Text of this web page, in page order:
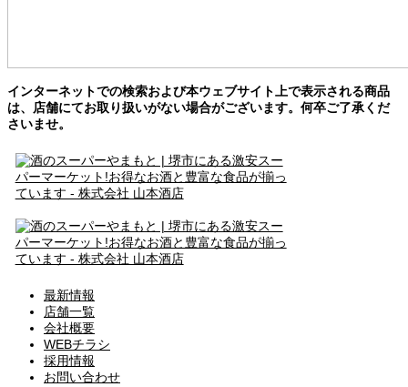
インターネットでの検索および本ウェブサイト上で表示される商品
は、店舗にてお取り扱いがない場合がございます。何卒ご了承くだ
さいませ。
最新情報
店舗一覧
会社概要
WEBチラシ
採用情報
お問い合わせ